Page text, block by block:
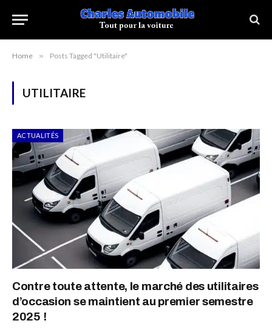
Home » Posts Tagged "Utilitaire"
UTILITAIRE
ACTUALITÉS
Contre toute attente, le marché des utilitaires
d’occasion se maintient au premier semestre
2025 !